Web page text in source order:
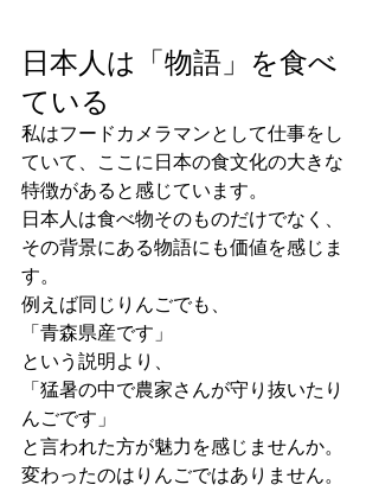
日本人は「物語」を食べ
ている
私はフードカメラマンとして仕事をし
ていて、ここに日本の食文化の大きな
特徴があると感じています。
日本人は食べ物そのものだけでなく、
その背景にある物語にも価値を感じま
す。
例えば同じりんごでも、
「青森県産です」
という説明より、
「猛暑の中で農家さんが守り抜いたり
んごです」
と言われた方が魅力を感じませんか。
変わったのはりんごではありません。